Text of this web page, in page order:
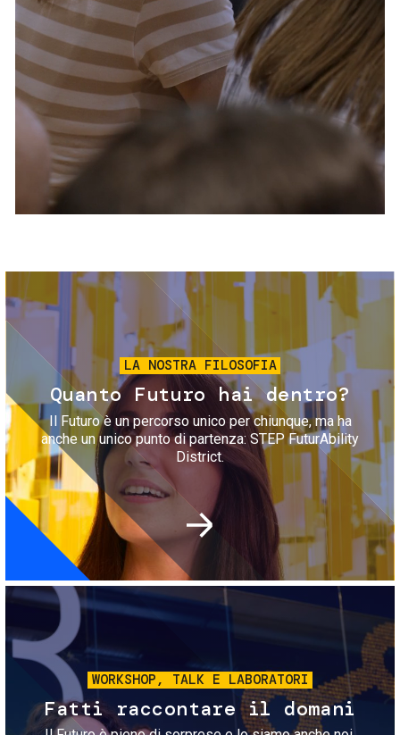
Servizi e accessibilità
Contatti
FAQ
Biglietti
Immagine
LA NOSTRA FILOSOFIA
Quanto Futuro hai dentro?
Il Futuro è un percorso unico per chiunque, ma ha
anche un unico punto di partenza: STEP FuturAbility
District.
Immagine
WORKSHOP, TALK E LABORATORI
Fatti raccontare il domani